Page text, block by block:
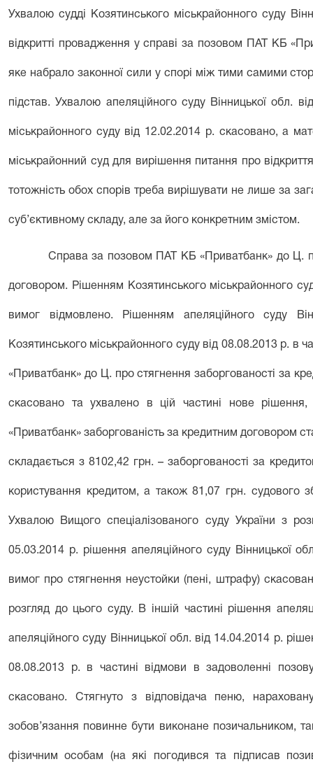
Ухвалою судді Козятинського міськрайонного суду
відкритті провадження у справі за позовом ПАТ КБ
яке набрало законної сили у спорі між тими самими
підстав. Ухвалою апеляційного суду Вінницької обл.
міськрайонного суду від 12.02.2014 р. скасовано, а
міськрайонний суд для вирішення питання про
тотожність обох спорів треба вирішувати не лише за
суб’єктивному складу, але за його конкретним змістом.
Справа за позовом ПАТ КБ «Приватбанк» до Ц.
договором. Рішенням Козятинського міськрайонного
вимог відмовлено. Рішенням апеляційного суду
Козятинського міськрайонного суду від 08.08.2013 р. в
«Приватбанк» до Ц. про стягнення заборгованості за
скасовано та ухвалено в цій частині нове
«Приватбанк» заборгованість за кредитним договором
складається з 8102,42 грн. – заборгованості за
користування кредитом, а також 81,07 грн. судового
Ухвалою Вищого спеціалізованого суду України з
05.03.2014 р. рішення апеляційного суду Вінницької
вимог про стягнення неустойки (пені, штрафу)
розгляд до цього суду. В іншій частині рішення
апеляційного суду Вінницької обл. від 14.04.2014 р.
08.08.2013 р. в частині відмови в задоволенні
скасовано. Стягнуто з відповідача пеню,
зобов’язання повинне бути виконане позичальником,
фізичним особам (на які погодився та підписав